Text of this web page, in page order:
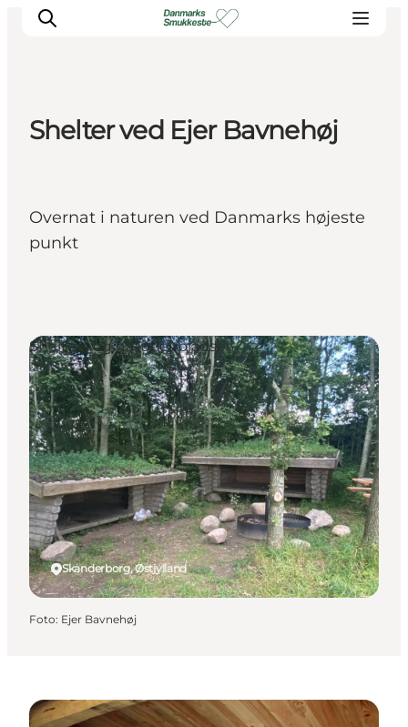
Det sker
Getaway
Shelter ved Ejer Bavnehøj
Overnat i naturen ved Danmarks højeste
punkt
Skanderborg, Østjylland
Shelters og naturlejrpladser
Foto: Ejer Bavnehøj